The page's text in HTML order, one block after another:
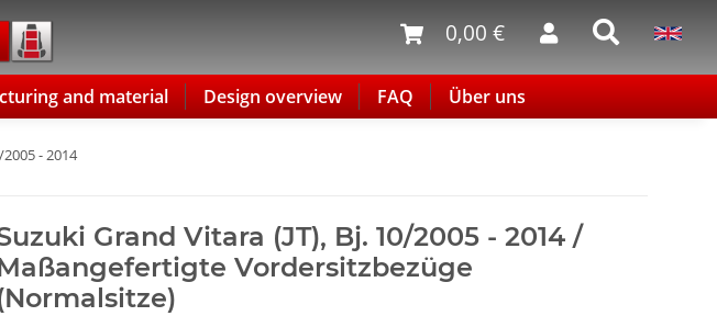
0,00 €
and material Design overview FAQ Über uns
- 2014
Grand Vitara (JT), Bj. 10/2005 - 2014 /
Vordersitzbezüge